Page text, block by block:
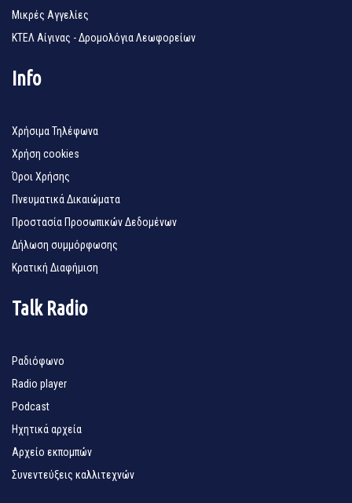
Μικρές Αγγελίες
ΚΤΕΛ Αίγινας - Δρομολόγια Λεωφορείων
Info
Χρήσιμα Τηλέφωνα
Χρήση cookies
Όροι Χρήσης
Πνευματικά Δικαιώματα
Προστασία Προσωπικών Δεδομένων
Δήλωση συμμόρφωσης
Κρατική Διαφήμιση
Talk Radio
Ραδιόφωνο
Radio player
Podcast
Ηχητικά αρχεία
Αρχείο εκπομπών
Συνεντεύξεις καλλιτεχνών